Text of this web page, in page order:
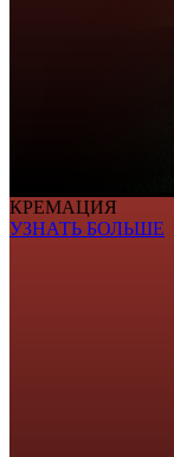
КРЕМАЦИЯ
УЗНАТЬ БОЛЬШЕ